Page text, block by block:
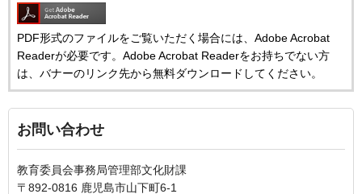
PDF形式のファイルをご覧いただく場合には、Adobe Acrobat
Readerが必要です。Adobe Acrobat Readerをお持ちでない方
は、バナーのリンク先から無料ダウンロードしてください。
お問い合わせ
教育委員会事務局管理部文化財課
〒892-0816 鹿児島市山下町6-1